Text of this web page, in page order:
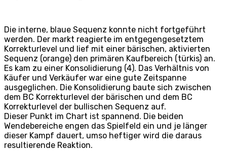
Die interne, blaue Sequenz konnte nicht fortgeführt
werden. Der markt reagierte im entgegengesetztem
Korrekturlevel und lief mit einer bärischen, aktivierten
Sequenz (orange) den primären Kaufbereich (türkis) an.
Es kam zu einer Konsolidierung (4). Das Verhältnis von
Käufer und Verkäufer war eine gute Zeitspanne
ausgeglichen. Die Konsolidierung baute sich zwischen
dem BC Korrekturlevel der bärischen und dem BC
Korrekturlevel der bullischen Sequenz auf.
Dieser Punkt im Chart ist spannend. Die beiden
Wendebereiche engen das Spielfeld ein und je länger
dieser Kampf dauert, umso heftiger wird die daraus
resultierende Reaktion.